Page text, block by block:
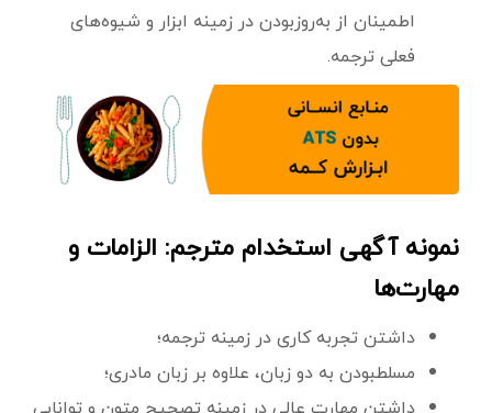
اطمینان از به‌روز‌بودن در زمینه ابزار و شیوه‌های
فعلی ترجمه.
نمونه آگهی استخدام مترجم: الزامات و
مهارت‌ها
داشتن تجربه کاری در زمینه ترجمه؛
مسلطبودن به دو زبان، علاوه بر زبان مادری؛